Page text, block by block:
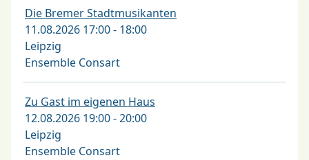
Die Bremer Stadtmusikanten
11.08.2026 17:00 - 18:00
Leipzig
Ensemble Consart
Zu Gast im eigenen Haus
12.08.2026 19:00 - 20:00
Leipzig
Ensemble Consart